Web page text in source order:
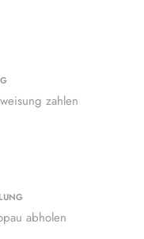
zahlen
abholen